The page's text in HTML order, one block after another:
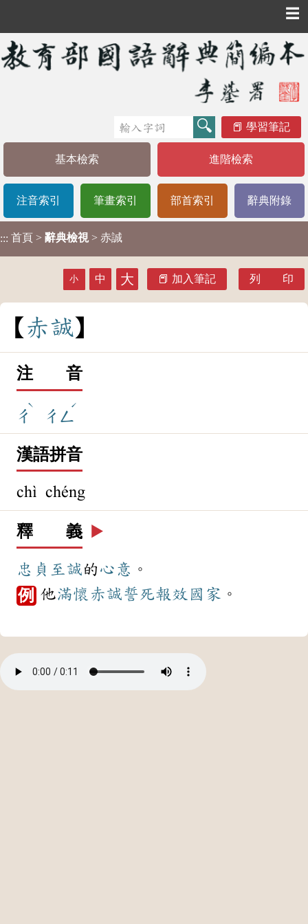
☰
學習筆記
基本檢索 進階檢索
注音索引 筆畫索引 部首索引 辭典附錄
::: 首頁 > 辭典檢視 > 赤誠
小 中 大 加入筆記 列 印
赤誠
注 音
ㄔ
ˋ
ㄔㄥ
ˊ
漢語拼音
chì chéng
釋 義 ▶️
忠貞 至誠的 心意 。
例 他滿懷 赤誠誓死報效 國家 。